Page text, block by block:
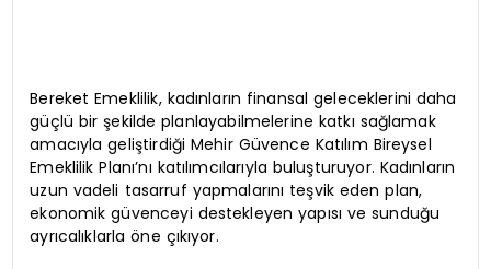
Bereket Emeklilik, kadınların finansal geleceklerini daha
güçlü bir şekilde planlayabilmelerine katkı sağlamak
amacıyla geliştirdiği Mehir Güvence Katılım Bireysel
Emeklilik Planı’nı katılımcılarıyla buluşturuyor. Kadınların
uzun vadeli tasarruf yapmalarını teşvik eden plan,
ekonomik güvenceyi destekleyen yapısı ve sunduğu
ayrıcalıklarla öne çıkıyor.